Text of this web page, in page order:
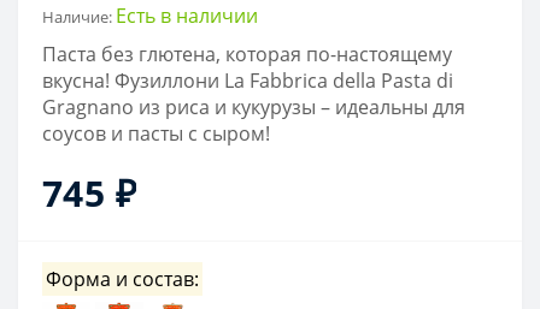
Наличие: Есть в наличии
Пастa без глютена, которая по-настоящему
вкусна! Фузиллони La Fabbrica della Pasta di
Gragnano из риса и кукурузы – идеальны для
соусов и пасты с сыром!
745 ₽
Форма и состав: